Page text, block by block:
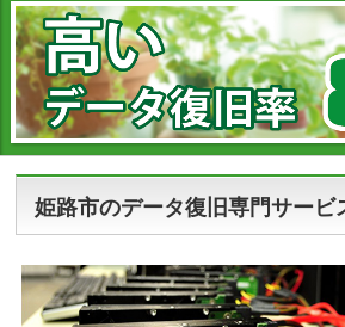
姫路市のデータ復旧専門サービ